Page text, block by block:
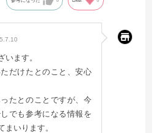
います。
だけたとのこと、安心
たとのことですが、今
でも参考になる情報を
まいります。